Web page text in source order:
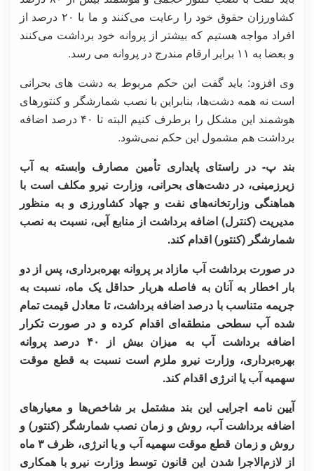
کشاورزان حقوق خود را رعایت می‌کنند و ما با ۲۰ درصد از
افراد مواجه هستیم که بیشتر از پروانه خود برداشت می‌کنند
و بعضا به ۱۱ برابر ارقام مندرج در پروانه می رسد.
وی افزود: باید گفت این حکم مربوط به دشت های بحرانی
است نه همه دشت‌ها، بنابراین با نصب شمارشگر و کنتورهای
هوشمند این مشکل را برطرف کنیم البته تا ۴۰ درصد اضافه
برداشت هم مشمول این حکم نمی‌شود.
بند پ- در راستای پایداری تأمین مصارف وابسته به آب
زیرزمینی، در دشت‌های بحرانی، وزارت نیرو مکلف است با
هماهنگی وزارتخانه‌های نفت و جهاد کشاورزی و به منظور
مدیریت (کنترل) اضافه برداشت از منابع آبی، نسبت به نصب
شمارشگر (کنتور) اقدام کند.
در صورت برداشت آب مازاد بر پروانه بهره‌برداری، پس از دو
بار اخطار به آنان به فاصله هربار حداقل یک ماه، نسبت به
جریمه متناسب با درصد اضافه برداشت، تا معادل قیمت تمام
شده آب سطحی منطقه‌ای اقدام کرده و در صورت تکرار
اضافه برداشت آب به میزان بیش از ۴۰ درصد پروانه
بهره‌برداری، وزارت نیرو ملزم است نسبت به قطع موقت
سهمیه آب یا انرژی اقدام کند.
آیین نامه اجرایی این بند مشتمل بر شاخص‌ها و معیارهای
اضافه برداشت آب، روش و زمان نصب شمارشگر (کنتور) و
روش و زمان قطع موقت سهمیه آب و یا انرژی، ظرف ۳ ماه
از لازم‌الاجرا شدن این قانون توسط وزارت نیرو با همکاری